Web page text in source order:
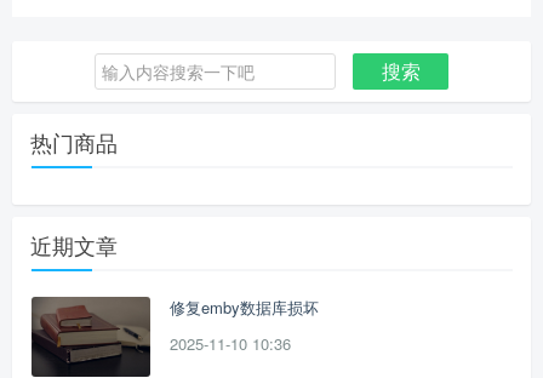
搜
索：
搜索
热门商品
近期文章
修复emby数据库损坏
2025-11-10 10:36